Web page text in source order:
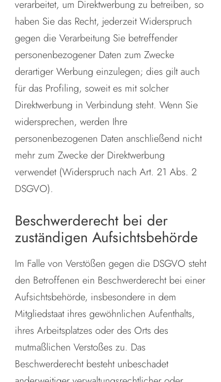
verarbeitet, um Direktwerbung zu betreiben, so
haben Sie das Recht, jederzeit Widerspruch
gegen die Verarbeitung Sie betreffender
personenbezogener Daten zum Zwecke
derartiger Werbung einzulegen; dies gilt auch
für das Profiling, soweit es mit solcher
Direktwerbung in Verbindung steht. Wenn Sie
widersprechen, werden Ihre
personenbezogenen Daten anschließend nicht
mehr zum Zwecke der Direktwerbung
verwendet (Widerspruch nach Art. 21 Abs. 2
DSGVO).
Beschwerderecht bei der
zuständigen Aufsichtsbehörde
Im Falle von Verstößen gegen die DSGVO steht
den Betroffenen ein Beschwerderecht bei einer
Aufsichtsbehörde, insbesondere in dem
Mitgliedstaat ihres gewöhnlichen Aufenthalts,
ihres Arbeitsplatzes oder des Orts des
mutmaßlichen Verstoßes zu. Das
Beschwerderecht besteht unbeschadet